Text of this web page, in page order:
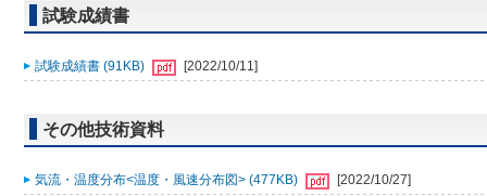
試験成績書
試験成績書 (91KB) [2022/10/11]
その他技術資料
気流・温度分布<温度・風速分布図> (477KB)
[2022/10/27]